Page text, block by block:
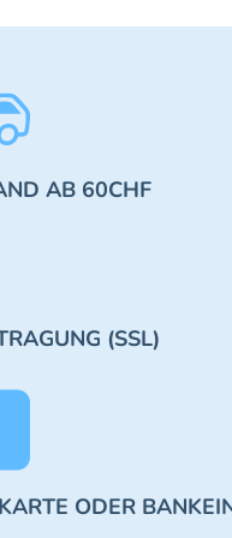
AB 60CHF
(SSL)
ODER